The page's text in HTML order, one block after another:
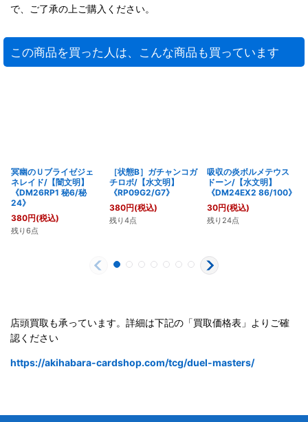
で、ご了承の上ご購入ください。
この商品を買った人は、こんな商品も買っています
冥幽のＵブライゼジェ
ネレイド/【闇文明】
《DM26RP1 秘6/秘
24》
380円(税込)
残り6点
［状態B］ガチャンコガ
チロボ/【水文明】
《RP09G2/G7》
380円(税込)
残り4点
吸収の炎ボルメテウス
ドーン/【水文明】
《DM24EX2 86/100》
30円(税込)
残り24点
店頭買取も承っています。詳細は下記の「買取価格表」よりご確
認ください
https://akihabara-cardshop.com/tcg/duel-masters/